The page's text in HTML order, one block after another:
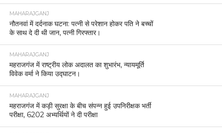
MAHARAJGANJ
नौतनवां में दर्दनाक घटना: पत्नी से परेशान होकर पति ने बच्चों
के साथ दे दी थी जान, पत्नी गिरफ्तार।
MAHARAJGANJ
महराजगंज में राष्ट्रीय लोक अदालत का शुभारंभ, न्यायमूर्ति
विवेक वर्मा ने किया उद्घाटन।
MAHARAJGANJ
महराजगंज में कड़ी सुरक्षा के बीच संपन्न हुई उपनिरीक्षक भर्ती
परीक्षा, 6202 अभ्यर्थियों ने दी परीक्षा